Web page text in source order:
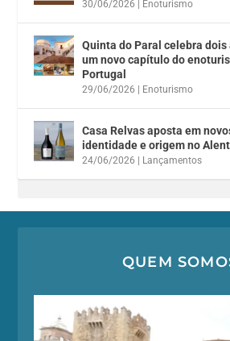
30/06/2026 Enoturismo
Quinta do Paral celebra dois
um novo capítulo do
Portugal
29/06/2026 Enoturismo
Casa Relvas aposta em
identidade e origem no
24/06/2026 Lançamentos
QUEM